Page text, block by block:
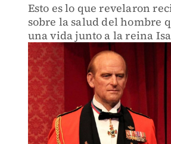
Esto es lo que revelaron
sobre la salud del hombre
una vida junto a la reina